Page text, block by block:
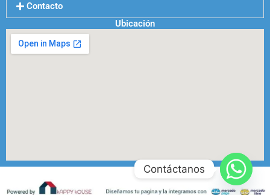
Contacto
Ubicación
Contáctanos